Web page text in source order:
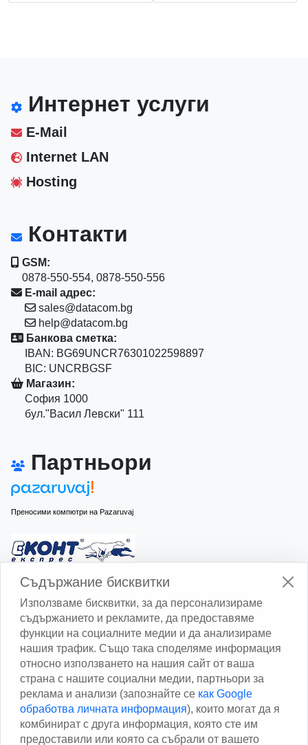
Интернет услуги
E-Mail
Internet LAN
Hosting
Контакти
GSM:
0878-550-554, 0878-550-556
E-mail адрес:
sales@datacom.bg
help@datacom.bg
Банкова сметка:
IBAN: BG69UNCR76301022598897
BIC: UNCRBGSF
Магазин:
София 1000
бул."Васил Левски" 111
Партньори
Преносими компютри на Pazaruvaj
Изчисли доставката с Еконт
Изчисли доставката със Спиди
Facebook
Съдържание бисквитки
Използваме бисквитки, за да персонализираме
съдържанието и рекламите, да предоставяме
функции на социалните медии и да анализираме
нашия трафик. Също така споделяме информация
относно използването на нашия сайт от ваша
страна с нашите социални медии, партньори за
реклама и анализи (запознайте се как Google
обработва личната информация), които могат да я
комбинират с друга информация, която сте им
предоставили или която са събрали от вашето